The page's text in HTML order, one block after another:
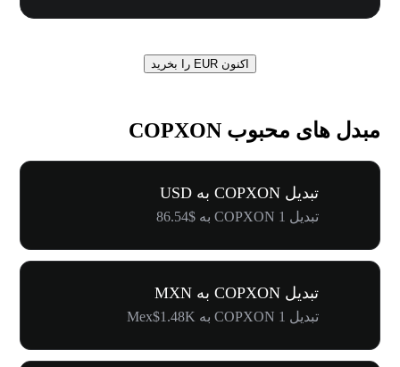
اکنون EUR را بخرید
مبدل های محبوب COPXON
تبدیل COPXON به USD
تبدیل 1 COPXON به $86.54
تبدیل COPXON به MXN
تبدیل 1 COPXON به Mex$1.48K